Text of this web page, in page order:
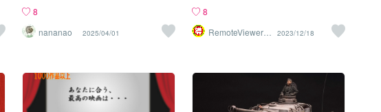
という間に水は腐る。私は、もらった贈
り物を回していこう。あなたへ♪祝福を♪
き、その中には思い出深いエピソードも
たくさんあります😊これからのブログで
は、そんな作品たちのこだわりポイント
===============================
===大切な米寿のお祝いに、ご家族みん
なの笑顔を一枚のイラストに残しません
8
nananao_
2025/04/01
す。親から「欲しい物を書いた手紙を枕
元に置いておくと、寝ている間にサンタ
クロースが届けてくれる」などと教えら
のではないでしょうか。 ところで、子
どもがサンタクロースに高額な物や入手
困難な物を要求するケースがあるよう
8
RemoteViewer導
2023/12/18